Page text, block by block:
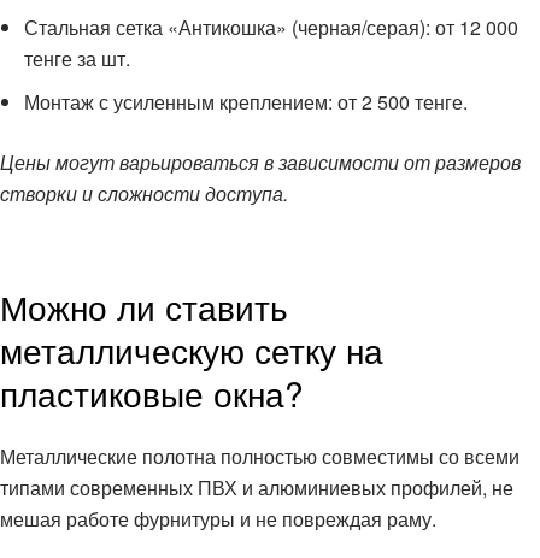
Стальная сетка «Антикошка» (черная/серая): от 12 000
тенге за шт.
Монтаж с усиленным креплением: от 2 500 тенге.
Цены могут варьироваться в зависимости от размеров
створки и сложности доступа.
Можно ли ставить
металлическую сетку на
пластиковые окна?
Металлические полотна полностью совместимы со всеми
типами современных ПВХ и алюминиевых профилей, не
мешая работе фурнитуры и не повреждая раму.